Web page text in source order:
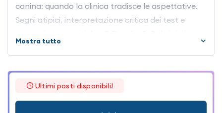
canina: quando la clinica tradisce le aspettative.
Segni atipici, interpretazione critica dei test e
Sierovarianti emergenti, ambiente e rischio
zoonosico. F. Dondi 11:45–12:30| Leptospirosi:
diagnosi e terapia senza automatismi. Dal
Mostra tutto
Ultimi posti disponibili!